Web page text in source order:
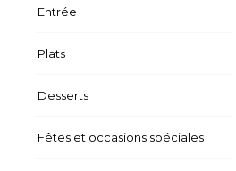
Entrée
Plats
Desserts
Fêtes et occasions spéciales